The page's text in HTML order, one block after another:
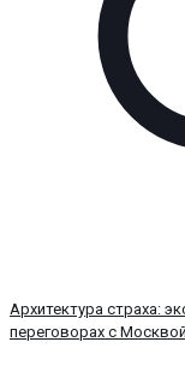
Архитектура страха:
переговорах с Москвой